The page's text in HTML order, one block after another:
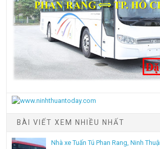
BÀI VIẾT XEM NHIỀU NHẤT
Nhà xe Tuấn Tú Phan Rang, Ninh